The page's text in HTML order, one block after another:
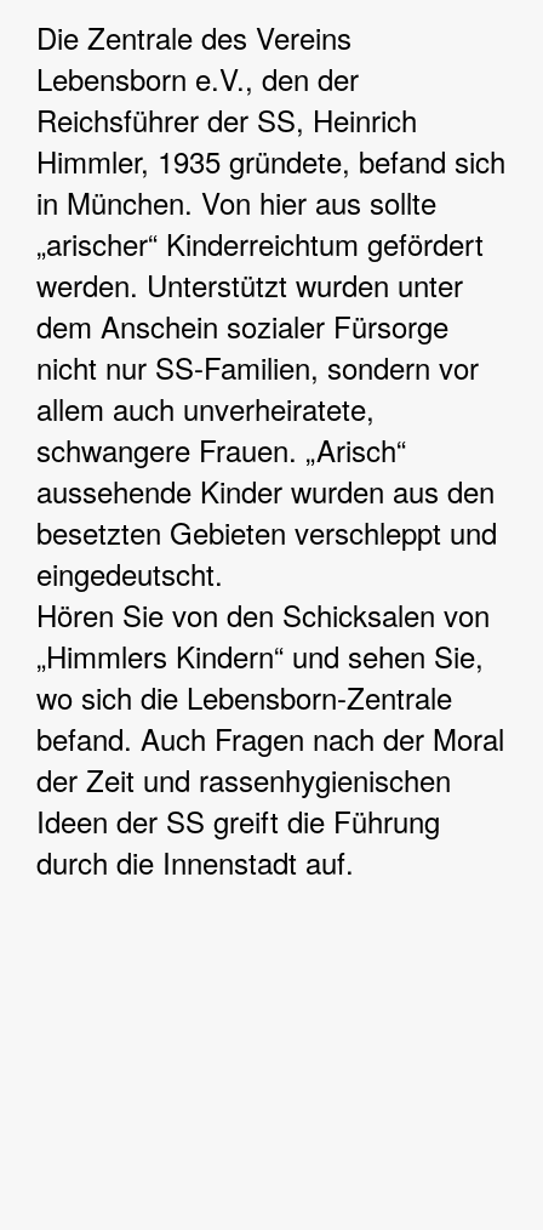
Die Zentrale des Vereins
Lebensborn e.V., den der
Reichsführer der SS, Heinrich
Himmler, 1935 gründete, befand sich
in München. Von hier aus sollte
„arischer“ Kinderreichtum gefördert
werden. Unterstützt wurden unter
dem Anschein sozialer Fürsorge
nicht nur SS-Familien, sondern vor
allem auch unverheiratete,
schwangere Frauen. „Arisch“
aussehende Kinder wurden aus den
besetzten Gebieten verschleppt und
eingedeutscht.
Hören Sie von den Schicksalen von
„Himmlers Kindern“ und sehen Sie,
wo sich die Lebensborn-Zentrale
befand. Auch Fragen nach der Moral
der Zeit und rassenhygienischen
Ideen der SS greift die Führung
durch die Innenstadt auf.